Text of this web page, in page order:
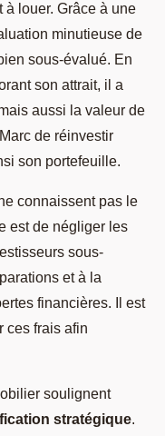
à louer. Grâce à une
minutieuse de
sous-évalué. En
son attrait, il a
aussi la valeur de
de réinvestir
son portefeuille.
connaissent pas le
est de négliger les
sous-
et à la
financières. Il est
ces frais afin
soulignent
stratégique.